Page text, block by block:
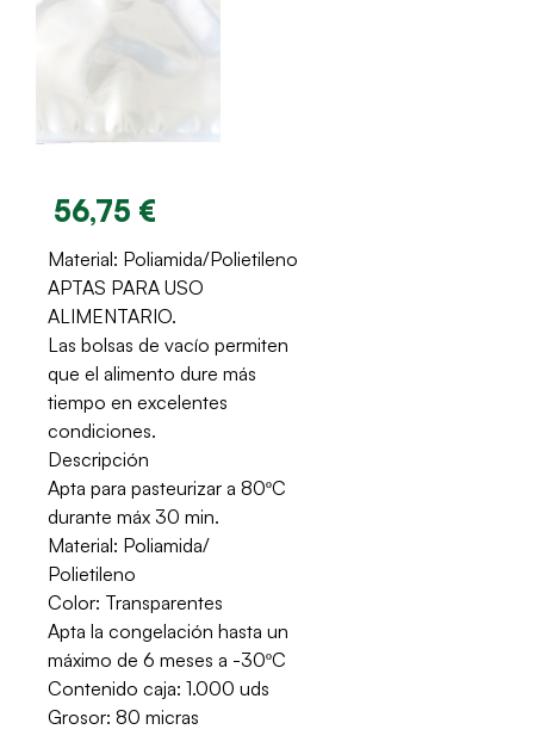
56,75 €
Material: Poliamida/Polietileno
APTAS PARA USO
ALIMENTARIO.
Las bolsas de vacío permiten
que el alimento dure más
tiempo en excelentes
condiciones.
Descripción
Apta para pasteurizar a 80ºC
durante máx 30 min.
Material: Poliamida/
Polietileno
Color: Transparentes
Apta la congelación hasta un
máximo de 6 meses a -30ºC
Contenido caja: 1.000 uds
Grosor: 80 micras